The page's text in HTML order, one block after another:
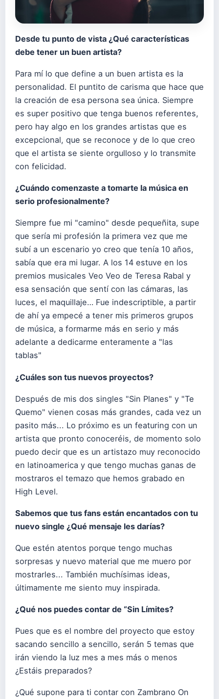
Desde tu punto de vista ¿Qué características
debe tener un buen artista?
Para mí lo que define a un buen artista es la
personalidad. El puntito de carisma que hace que
la creación de esa persona sea única. Siempre
es super positivo que tenga buenos referentes,
pero hay algo en los grandes artistas que es
excepcional, que se reconoce y de lo que creo
que el artista se siente orgulloso y lo transmite
con felicidad.
¿Cuándo comenzaste a tomarte la música en
serio profesionalmente?
Siempre fue mi "camino" desde pequeñita, supe
que sería mi profesión la primera vez que me
subí a un escenario yo creo que tenía 10 años,
sabía que era mi lugar. A los 14 estuve en los
premios musicales Veo Veo de Teresa Rabal y
esa sensación que sentí con las cámaras, las
luces, el maquillaje… Fue indescriptible, a partir
de ahí ya empecé a tener mis primeros grupos
de música, a formarme más en serio y más
adelante a dedicarme enteramente a "las
tablas"
¿Cuáles son tus nuevos proyectos?
Después de mis dos singles "Sin Planes" y "Te
Quemo" vienen cosas más grandes, cada vez un
pasito más... Lo próximo es un featuring con un
artista que pronto conoceréis, de momento solo
puedo decir que es un artistazo muy reconocido
en latinoamerica y que tengo muchas ganas de
mostraros el temazo que hemos grabado en
High Level.
Sabemos que tus fans están encantados con tu
nuevo single ¿Qué mensaje les darías?
Que estén atentos porque tengo muchas
sorpresas y nuevo material que me muero por
mostrarles... También muchísimas ideas,
últimamente me siento muy inspirada.
¿Qué nos puedes contar de “Sin Límites?
Pues que es el nombre del proyecto que estoy
sacando sencillo a sencillo, serán 5 temas que
irán viendo la luz mes a mes más o menos
¿Estáis preparados?
¿Qué supone para ti contar con Zambrano On